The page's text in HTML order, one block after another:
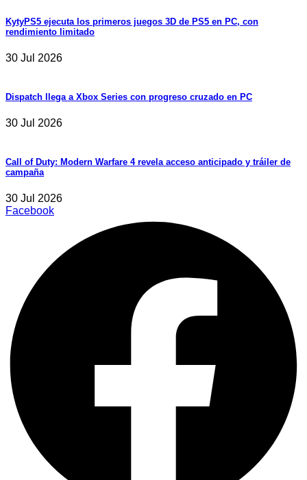
KytyPS5 ejecuta los primeros juegos 3D de PS5 en PC, con
rendimiento limitado
30 Jul 2026
Dispatch llega a Xbox Series con progreso cruzado en PC
30 Jul 2026
Call of Duty: Modern Warfare 4 revela acceso anticipado y tráiler de
campaña
30 Jul 2026
Facebook